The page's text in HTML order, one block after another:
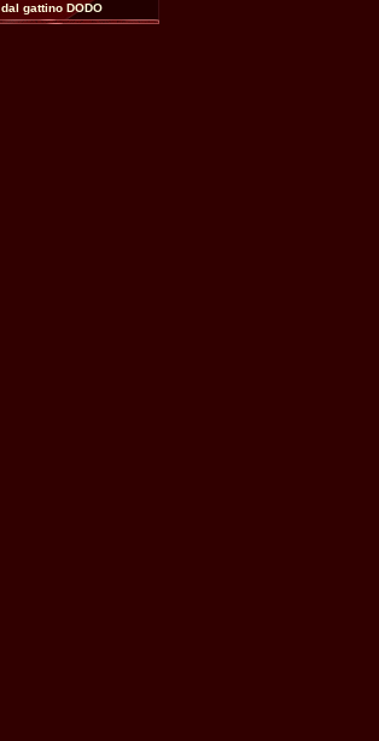
dal gattino DODO